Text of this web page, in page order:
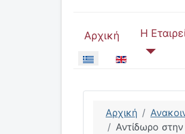
Αρχική Η
Επιλέξτε τη γλώσσα σας
Αρχική
Αντίδωρο